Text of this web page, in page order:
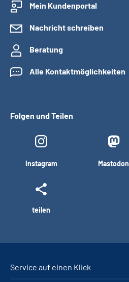
Mein Kundenportal
Nachricht schreiben
Beratung
Alle Kontaktmöglichkeiten
Folgen und Teilen
Instagram Mastodon
teilen
Service auf einen Klick